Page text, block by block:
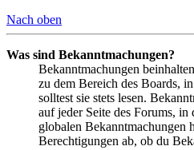
Nach oben
Was sind Bekanntmachungen?
Bekanntmachungen
zu dem Bereich des Boards,
solltest sie stets lesen.
auf jeder Seite des Forums,
globalen Bekanntmachungen
Berechtigungen ab, ob du